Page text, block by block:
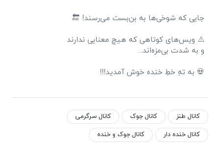
جایی که شوخی‌ها به بن‌بست می‌رسند! 🔚
⚠️ ویس‌های کوتاهی که هیچ معنایی ندارند
و به شدت بی‌مزه‌اند...
💀 به تهِ خطِ خنده خوش آمدید!!!
کانال طنز کانال جوک کانال سرگرمی
کانال خنده دار کانال جوک و خنده